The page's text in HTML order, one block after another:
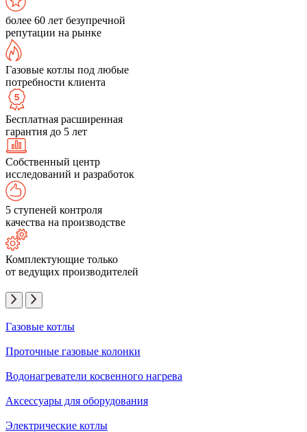
более 60 лет безупречной
репутации на рынке
Газовые котлы под любые
потребности клиента
Бесплатная расширенная
гарантия до 5 лет
Собственный центр
исследований и разработок
5 ступеней контроля
качества на производстве
Комплектующие только
от ведущих производителей
Газовые котлы
Проточные газовые колонки
Водонагреватели косвенного нагрева
Аксессуары для оборудования
Электрические котлы